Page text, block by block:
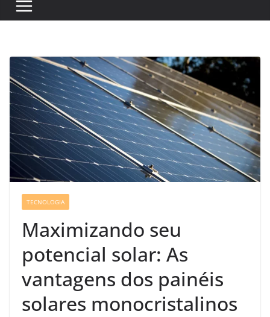
TECNOLOGIA
Maximizando seu
potencial solar: As
vantagens dos painéis
solares monocristalinos